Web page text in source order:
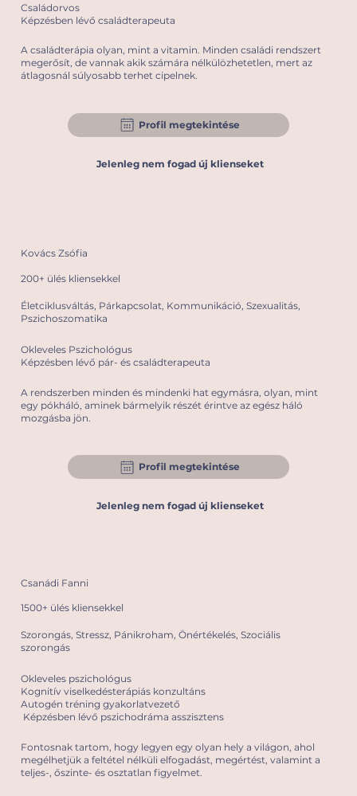
Családorvos
Képzésben lévő családterapeuta
A családterápia olyan, mint a vitamin. Minden családi rendszert
megerősít, de vannak akik számára nélkülözhetetlen, mert az
átlagosnál súlyosabb terhet cipelnek.
Profil megtekintése
Jelenleg nem fogad új klienseket
Kovács Zsófia
200+ ülés kliensekkel
Életciklusváltás, Párkapcsolat, Kommunikáció, Szexualitás,
Pszichoszomatika
Okleveles Pszichológus
Képzésben lévő pár- és családterapeuta
A rendszerben minden és mindenki hat egymásra, olyan, mint
egy pókháló, aminek bármelyik részét érintve az egész háló
mozgásba jön.
Profil megtekintése
Jelenleg nem fogad új klienseket
Csanádi Fanni
1500+ ülés kliensekkel
Szorongás, Stressz, Pánikroham, Önértékelés, Szociális
szorongás
Okleveles pszichológus
Kognitív viselkedésterápiás konzultáns
Autogén tréning gyakorlatvezető
Képzésben lévő pszichodráma asszisztens
Fontosnak tartom, hogy legyen egy olyan hely a világon, ahol
megélhetjük a feltétel nélküli elfogadást, megértést, valamint a
teljes-, őszinte- és osztatlan figyelmet.